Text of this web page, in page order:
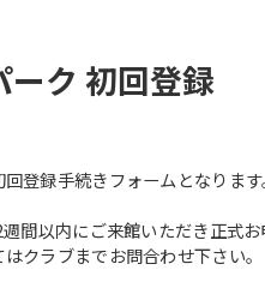
ーク 初回登
登録手続きフォームとなります
間以内にご来館いただき正式お
クラブまでお問合わせ下さい。